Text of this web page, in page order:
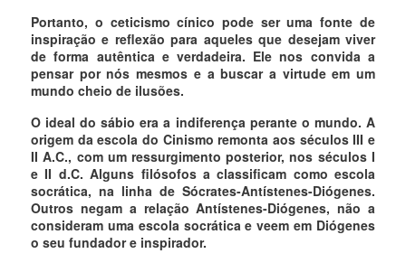
Portanto, o ceticismo cínico pode ser uma fonte de
inspiração e reflexão para aqueles que desejam viver
de forma autêntica e verdadeira. Ele nos convida a
pensar por nós mesmos e a buscar a virtude em um
mundo cheio de ilusões.
O ideal do sábio era a indiferença perante o mundo. A
origem da escola do Cinismo remonta aos séculos III e
II A.C., com um ressurgimento posterior, nos séculos I
e II d.C. Alguns filósofos a classificam como escola
socrática, na linha de Sócrates-Antístenes-Diógenes.
Outros negam a relação Antístenes-Diógenes, não a
consideram uma escola socrática e veem em Diógenes
o seu fundador e inspirador.